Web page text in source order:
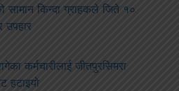
सामान किन्दा ग्राहकले जिते १०
उपहार
कर्मचारीलाई जीतपुरसिमरा
हटाइयो